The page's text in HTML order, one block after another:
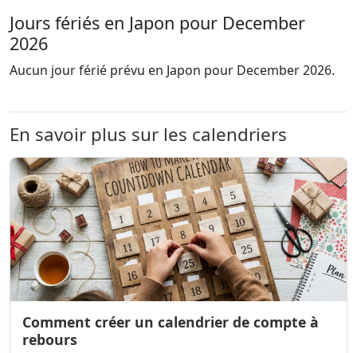
Jours fériés en Japon pour December
2026
Aucun jour férié prévu en Japon pour December 2026.
En savoir plus sur les calendriers
Comment créer un calendrier de compte à
rebours